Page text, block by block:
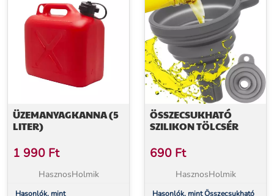
ÜZEMANYAGKANNA (5
LITER)
1 990 Ft
HasznosHolmik
Hasonlók, mint
ÖSSZECSUKHATÓ
SZILIKON TÖLCSÉR
690 Ft
HasznosHolmik
Hasonlók, mint Összecsukható